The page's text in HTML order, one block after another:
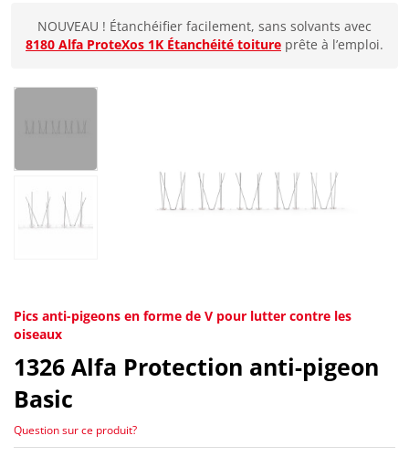
NOUVEAU ! Étanchéifier facilement, sans solvants avec
8180 Alfa ProteXos 1K Étanchéité toiture prête à l’emploi.
Pics anti-pigeons en forme de V pour lutter contre les
oiseaux
1326 Alfa Protection anti-pigeon
Basic
Question sur ce produit?